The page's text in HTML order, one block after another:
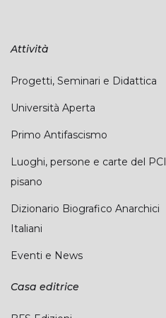
Attività
Progetti, Seminari e Didattica
Università Aperta
Primo Antifascismo
Luoghi, persone e carte del PCI
pisano
Dizionario Biografico Anarchici
Italiani
Eventi e News
Casa editrice